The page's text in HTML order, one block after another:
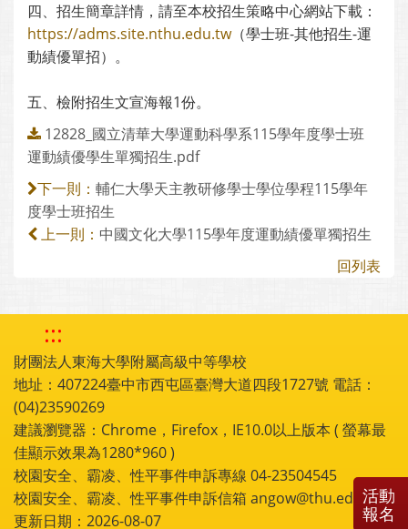
四、招生簡章詳情，請至本校招生策略中心網站下載：
https://adms.site.nthu.edu.tw（學士班-其他招生-運
動績優單招）。
五、檢附招生文宣海報1份。
12828_國立清華大學運動科學系115學年度學士班
運動績優學生單獨招生.pdf
下一則： 輔仁大學天主教研修學士學位學程115學年
度學士班招生
上一則： 中國文化大學115學年度運動績優單獨招生
回列表
:::
財團法人東海大學附屬高級中等學校
地址：407224臺中市西屯區臺灣大道四段1727號 電話：
(04)23590269
建議瀏覽器：Chrome，Firefox，IE10.0以上版本 ( 螢幕最
佳顯示效果為1280*960 )
校園安全、霸凌、性平事件申訴專線 04-23504545
校園安全、霸凌、性平事件申訴信箱 angow@thu.edu.tw
更新日期：2026-08-07
活動
報名